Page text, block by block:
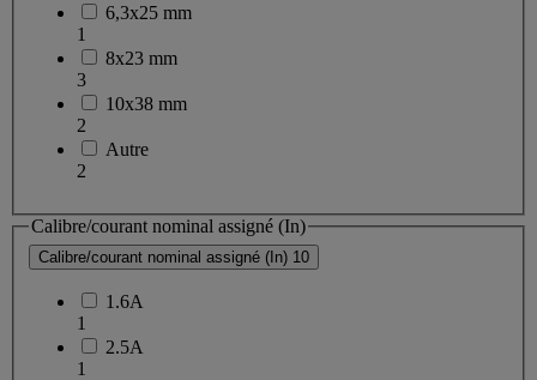
6,3x25 mm
1
8x23 mm
3
10x38 mm
2
Autre
2
Calibre/courant nominal assigné (In)
Calibre/courant nominal assigné (In) 10
1.6A
1
2.5A
1